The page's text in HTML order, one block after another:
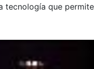
tecnología que